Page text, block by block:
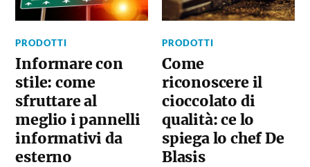
PRODOTTI
Informare con
stile: come
sfruttare al
meglio i pannelli
informativi da
esterno
PRODOTTI
Come
riconoscere il
cioccolato di
qualità: ce lo
spiega lo chef De
Blasis